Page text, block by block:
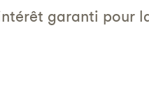
garanti pour